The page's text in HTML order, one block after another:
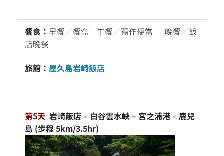
餐食： 早餐／餐盒 午餐／預作便當 晚餐／飯
店晚餐
旅館： 屋久島岩崎飯店
第5天 岩崎飯店 – 白谷雲水峽 – 宮之浦港 – 鹿兒
島 (步程 5km/3.5hr)